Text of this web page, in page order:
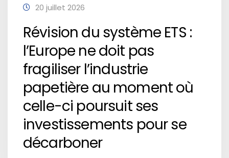
20 juillet 2026
Révision du système ETS :
l’Europe ne doit pas
fragiliser l’industrie
papetière au moment où
celle-ci poursuit ses
investissements pour se
décarboner